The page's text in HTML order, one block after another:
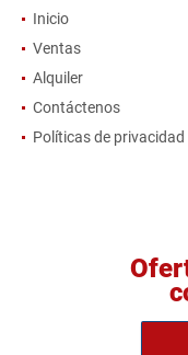
Inicio
Ventas
Alquiler
Contáctenos
Políticas de privacidad